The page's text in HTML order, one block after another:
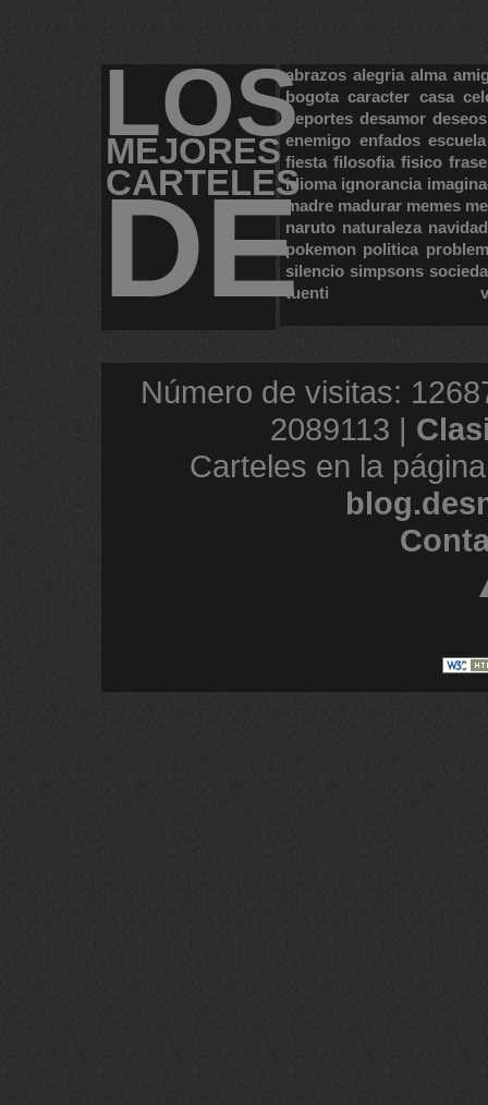
LOS
MEJORES
CARTELES
DE
abrazos alegria alma
bogota caracter casa
deportes desamor deseos
enemigo enfados escuela
fiesta filosofia fisico
idioma ignorancia
madre madurar memes
naruto naturaleza navidad
pokemon politica
silencio simpsons
tuenti
Número de visitas:
2089113 |
Carteles en la